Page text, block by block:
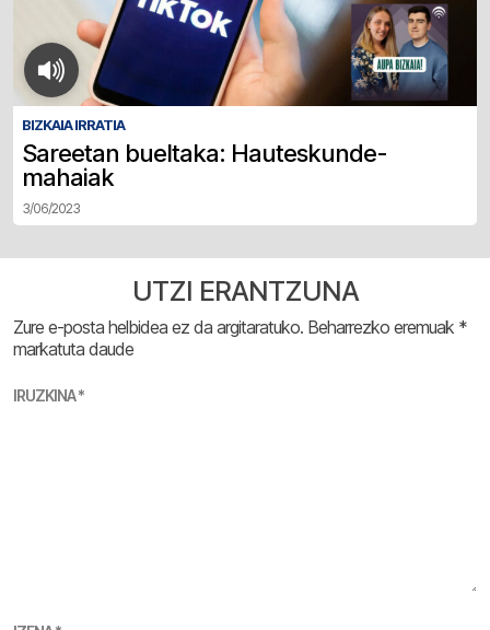
BIZKAIA IRRATIA
Sareetan bueltaka: Hauteskunde-
mahaiak
3/06/2023
UTZI ERANTZUNA
Zure e-posta helbidea ez da argitaratuko. Beharrezko eremuak *
markatuta daude
IRUZKINA*